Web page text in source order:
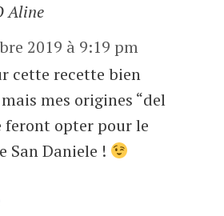
Aline
2019 à 9:19 pm
cette recette bien
mes origines “del
feront opter pour le
San Daniele !